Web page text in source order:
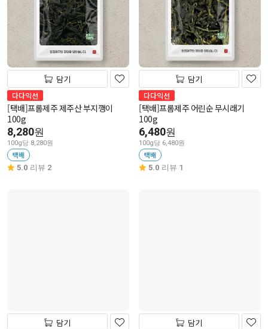
담기
다다익선
[택배]프롬제주 제주산 부지깽이
100g
8,280원
100g당 8,280원
택배
5.0 리뷰 2
담기
다다익선
[택배]프롬제주 어린순 무시래기
100g
6,480원
100g당 6,480원
택배
5.0 리뷰 1
담기 담기